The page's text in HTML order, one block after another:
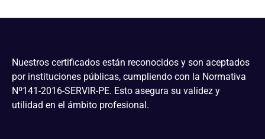
Nuestros certificados están reconocidos y son aceptados
por instituciones públicas, cumpliendo con la Normativa
Nº141-2016-SERVIR-PE. Esto asegura su validez y
utilidad en el ámbito profesional.